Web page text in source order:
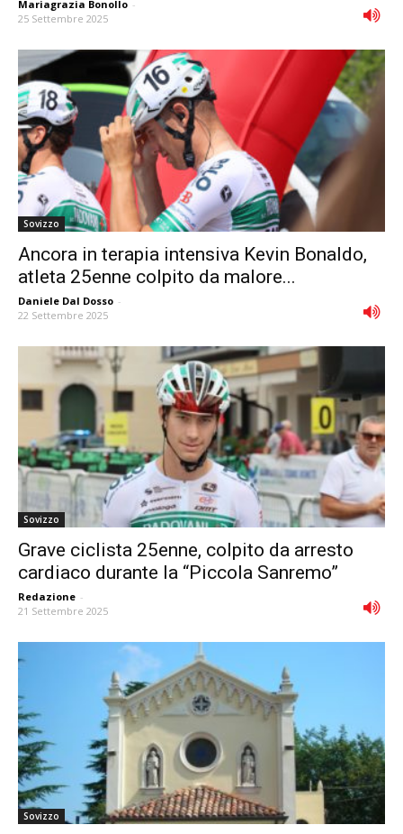
Mariagrazia Bonollo -
25 Settembre 2025
Sovizzo
Ancora in terapia intensiva Kevin Bonaldo,
atleta 25enne colpito da malore...
Daniele Dal Dosso -
22 Settembre 2025
Sovizzo
Grave ciclista 25enne, colpito da arresto
cardiaco durante la “Piccola Sanremo”
Redazione -
21 Settembre 2025
Sovizzo